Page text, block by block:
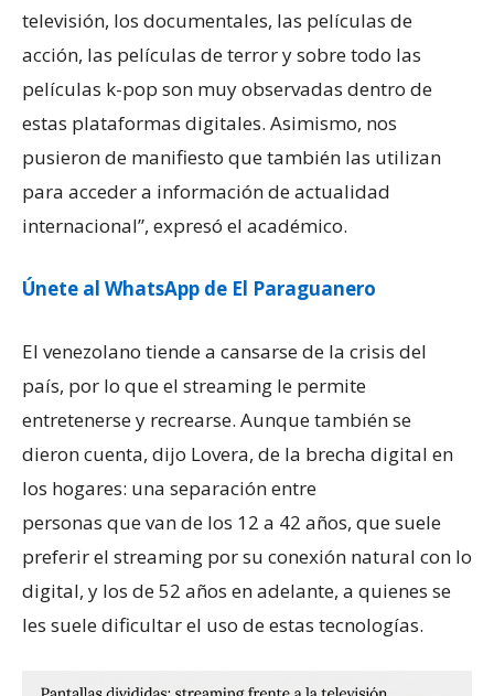
televisión, los documentales, las películas de
acción, las películas de terror y sobre todo las
películas k-pop son muy observadas dentro de
estas plataformas digitales. Asimismo, nos
pusieron de manifiesto que también las utilizan
para acceder a información de actualidad
internacional”, expresó el académico.
Únete al WhatsApp de El Paraguanero
El venezolano tiende a cansarse de la crisis del
país, por lo que el streaming le permite
entretenerse y recrearse. Aunque también se
dieron cuenta, dijo Lovera, de la brecha digital en
los hogares: una separación entre
personas que van de los 12 a 42 años, que suele
preferir el streaming por su conexión natural con lo
digital, y los de 52 años en adelante, a quienes se
les suele dificultar el uso de estas tecnologías.